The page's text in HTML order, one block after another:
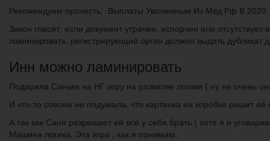
Рекомендуем прочесть: Выплаты Уволенным Из Мвд Рф В 2020
Закон гласит, если документ утрачен, испорчен или
ламинировать, регистрирующий орган должен выдать дубликат
Инн можно ламинировать
Подарила Саньке на НГ игру на развитие логики ( ну не очень
И что-то совсем не подумала, что картинка на коробке решит
А так как Саня разрешает ей всё у себя брать ( хотя я и
Машина логика. Эта игра , как я понимаю.